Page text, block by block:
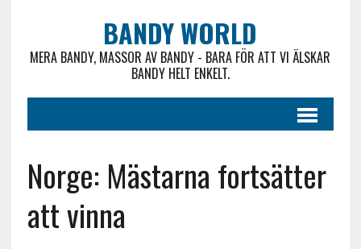
BANDY WORLD
MERA BANDY, MASSOR AV BANDY - BARA FÖR ATT VI ÄLSKAR
BANDY HELT ENKELT.
Norge: Mästarna fortsätter
att vinna